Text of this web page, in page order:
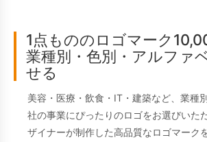
1点もののロゴマーク
業種別・色別・アルファ
せる
美容・医療・飲食・IT・建築など、業種
社の事業にぴったりのロゴをお選びいた
ザイナーが制作した高品質なロゴマーク